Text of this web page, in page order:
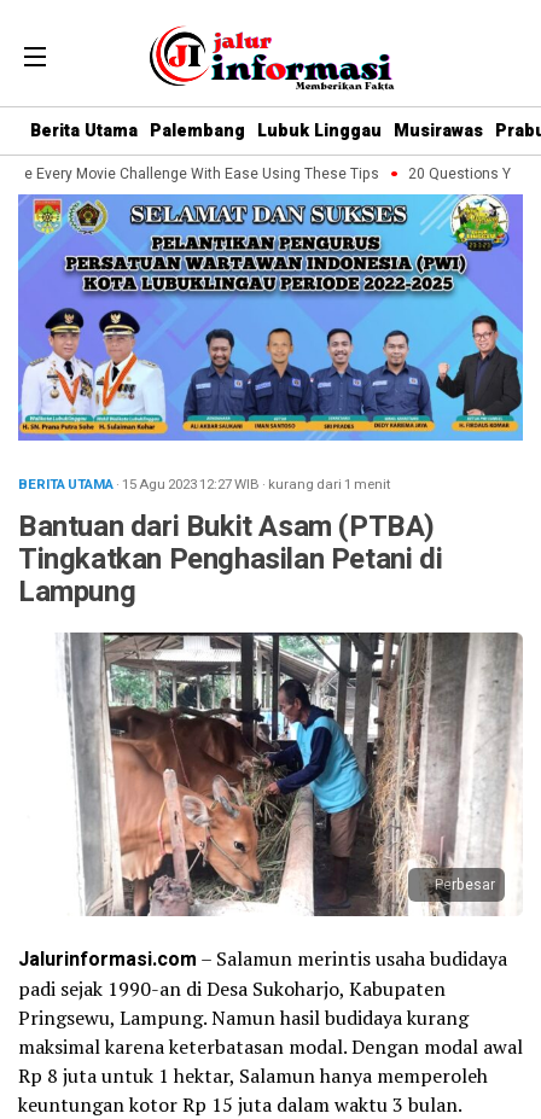
Berita Utama Palembang Lubuk Linggau Musirawas
Every Movie Challenge With Ease Using These Tips 20 Questions You
BERITA UTAMA· 15 Agu 202312:27WIB · kurang dari 1 menit
Bantuan dari Bukit Asam (PTBA)
Tingkatkan Penghasilan Petani di
Lampung
Perbesar
Jalurinformasi.com – Salamun merintis usaha budidaya
padi sejak 1990-an di Desa Sukoharjo, Kabupaten
Pringsewu, Lampung. Namun hasil budidaya kurang
maksimal karena keterbatasan modal. Dengan modal awal
Rp 8 juta untuk 1 hektar, Salamun hanya memperoleh
keuntungan kotor Rp 15 juta dalam waktu 3 bulan.